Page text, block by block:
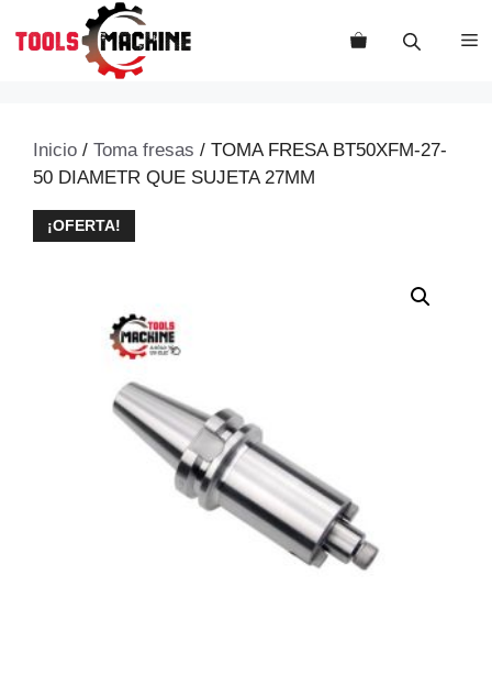
Inicio / Toma fresas / TOMA FRESA BT50XFM-27-
50 DIAMETR QUE SUJETA 27MM
¡OFERTA!